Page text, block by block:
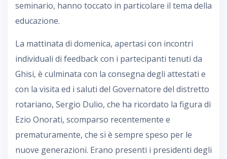
seminario, hanno toccato in particolare il tema della
educazione.
La mattinata di domenica, apertasi con incontri
individuali di feedback con i partecipanti tenuti da
Ghisi, è culminata con la consegna degli attestati e
con la visita ed i saluti del Governatore del distretto
rotariano, Sergio Dulio, che ha ricordato la figura di
Ezio Onorati, scomparso recentemente e
prematuramente, che si è sempre speso per le
nuove generazioni. Erano presenti i presidenti degli